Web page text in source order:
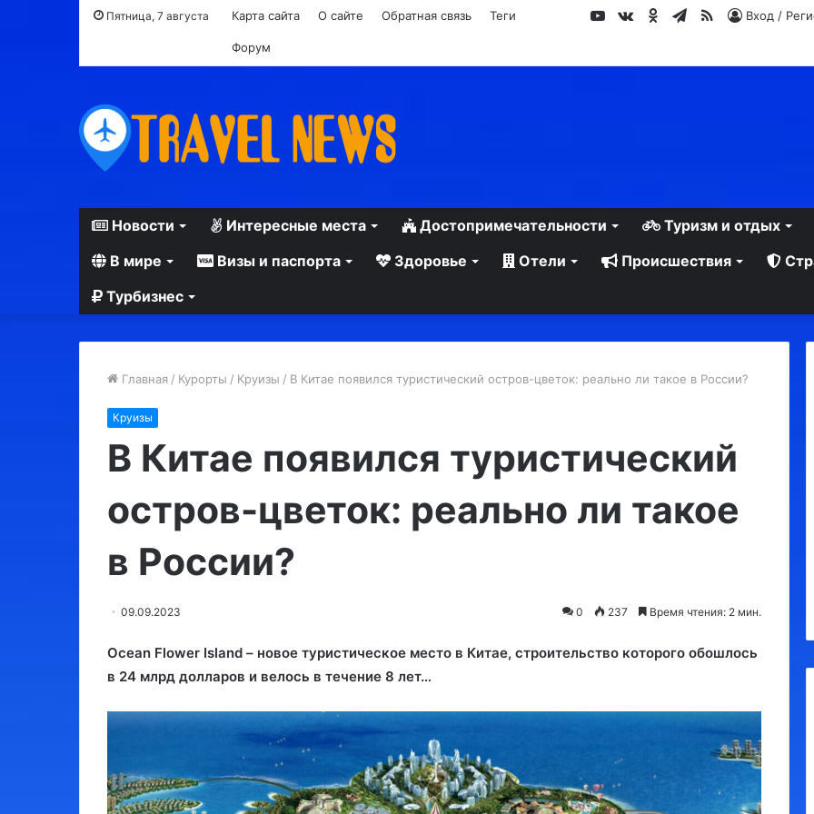
Пятница, 7 августа Карта сайта О сайте Обратная связь Теги
Форум
Вход /
RSS
Telegram
Одноклассники
vk.com
YouTube
Новости Интересные места Достопримечательности Туризм и отдых
В мире
Визы и паспорта Здоровье Отели Происшествия
Турбизнес
Главная / Курорты / Круизы / В Китае появился туристический остров-цветок: реально ли такое в России?
Круизы
В Китае появился туристический
остров-цветок: реально ли такое
в России?
09.09.2023 0 237 Время чтения: 2 мин.
Ocean Flower Island – новое туристическое место в Китае, строительство которого обошлось
в 24 млрд долларов и велось в течение 8 лет…
Регионам разрешили взимать
курортный сбор с россиян: до
на
РФ
спасли
Телеграм
и
10.09.2023
Глобальный сбой на Facebook:
туриндустрию РФ спасли
5-
«туристическим
22.07.2024